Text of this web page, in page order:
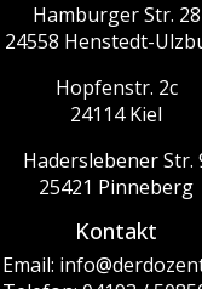
Hamburger Str. 28
24558 Henstedt-
Hopfenstr. 2c
24114 Kiel
Haderslebener Str.
25421 Pinneberg
Kontakt
Email: